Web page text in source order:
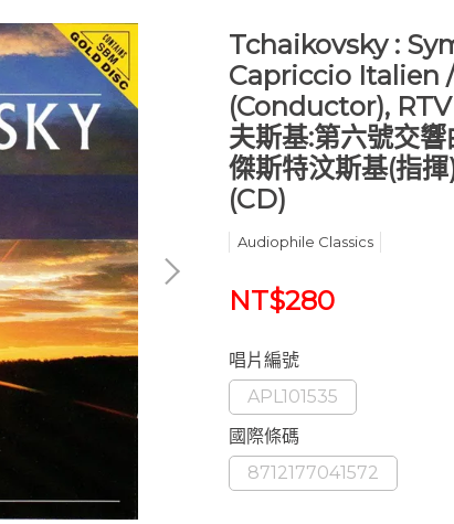
Tchaikovsky :
Capriccio Italien
(Conductor),
夫斯基:第六號交
傑斯特汶斯基(指
(CD)
Audiophile Classics
NT$280
唱片編號
APL101535
國際條碼
8712177041572